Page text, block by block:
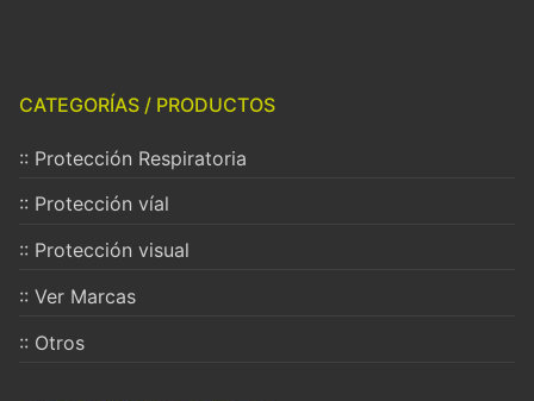
CATEGORÍAS / PRODUCTOS
:: Protección Respiratoria
:: Protección víal
:: Protección visual
:: Ver Marcas
:: Otros